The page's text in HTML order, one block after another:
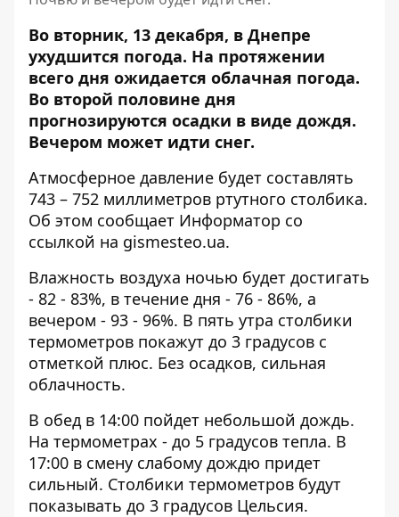
Во вторник, 13 декабря, в Днепре
ухудшится погода. На протяжении
всего дня ожидается облачная погода.
Во второй половине дня
прогнозируются осадки в виде дождя.
Вечером может идти снег.
Атмосферное давление будет составлять
743 – 752 миллиметров ртутного столбика.
Об этом сообщает Информатор со
ссылкой на gismesteo.ua.
Влажность воздуха ночью будет достигать
- 82 - 83%, в течение дня - 76 - 86%, а
вечером - 93 - 96%. В пять утра столбики
термометров покажут до 3 градусов с
отметкой плюс. Без осадков, сильная
облачность.
В обед в 14:00 пойдет небольшой дождь.
На термометрах - до 5 градусов тепла. В
17:00 в смену слабому дождю придет
сильный. Столбики термометров будут
показывать до 3 градусов Цельсия.